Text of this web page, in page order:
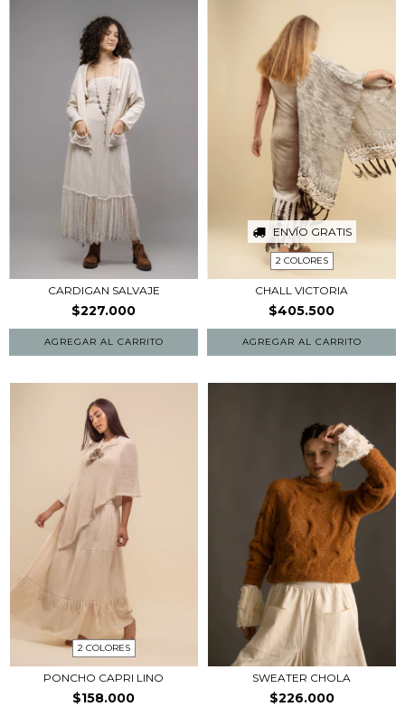
CARDIGAN SALVAJE
$227.000
AGREGAR AL CARRITO
ENVÍO GRATIS
2 COLORES
CHALL VICTORIA
$405.500
AGREGAR AL CARRITO
2 COLORES
PONCHO CAPRI LINO
$158.000
SWEATER CHOLA
$226.000